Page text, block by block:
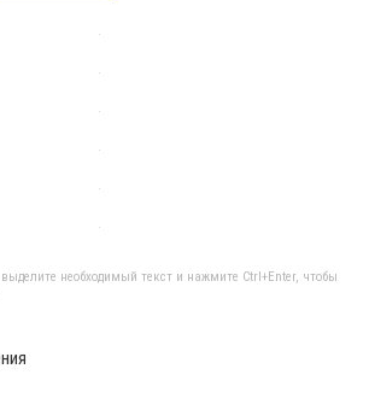
необходимый текст и нажмите Ctrl+Enter, чтобы